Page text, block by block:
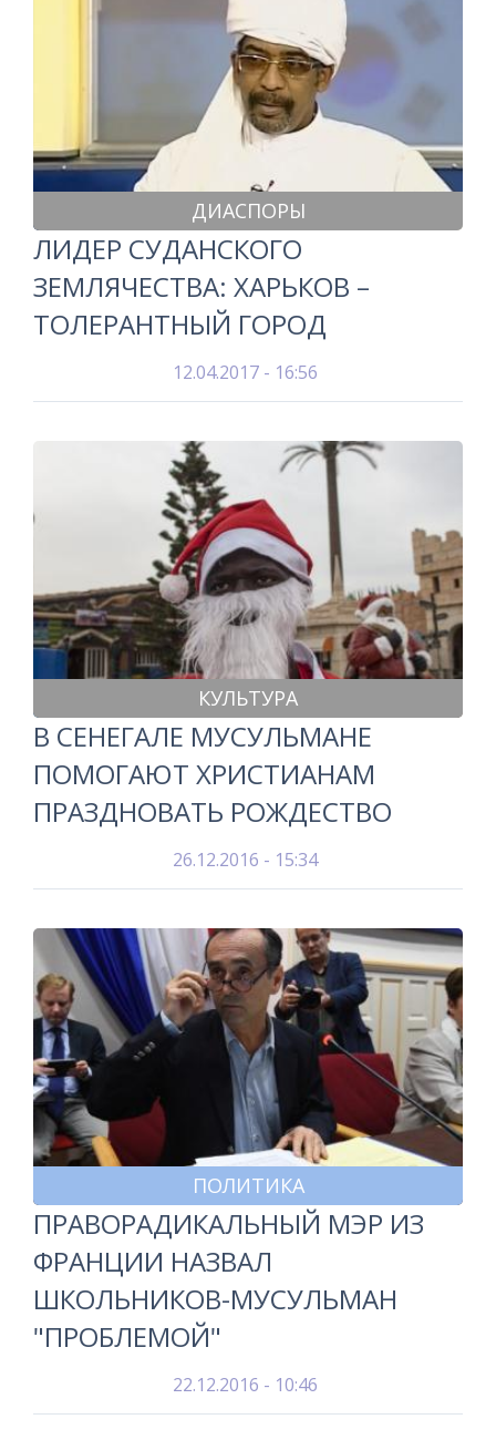
ДИАСПОРЫ
ЛИДЕР СУДАНСКОГО
ЗЕМЛЯЧЕСТВА: ХАРЬКОВ –
ТОЛЕРАНТНЫЙ ГОРОД
12.04.2017 - 16:56
КУЛЬТУРА
В СЕНЕГАЛЕ МУСУЛЬМАНЕ
ПОМОГАЮТ ХРИСТИАНАМ
ПРАЗДНОВАТЬ РОЖДЕСТВО
26.12.2016 - 15:34
ПОЛИТИКА
ПРАВОРАДИКАЛЬНЫЙ МЭР ИЗ
ФРАНЦИИ НАЗВАЛ
ШКОЛЬНИКОВ-МУСУЛЬМАН
"ПРОБЛЕМОЙ"
22.12.2016 - 10:46